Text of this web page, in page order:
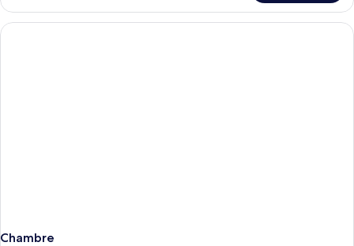
baignoire,
vue
Chambre
Deluxe,
baignoire,
Chambre